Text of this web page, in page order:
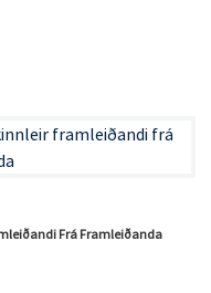
Frá Framleiðanda